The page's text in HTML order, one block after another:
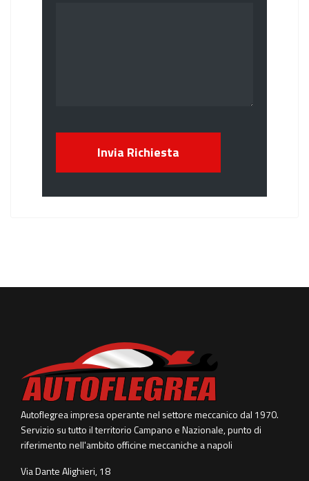
Invia Richiesta
Autoflegrea impresa operante nel settore meccanico dal 1970.
Servizio su tutto il territorio Campano e Nazionale, punto di
riferimento nell'ambito officine meccaniche a napoli
Via Dante Alighieri, 18